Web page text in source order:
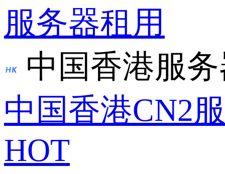
服务器租用
中国香港服
中国香港CN2
HOT